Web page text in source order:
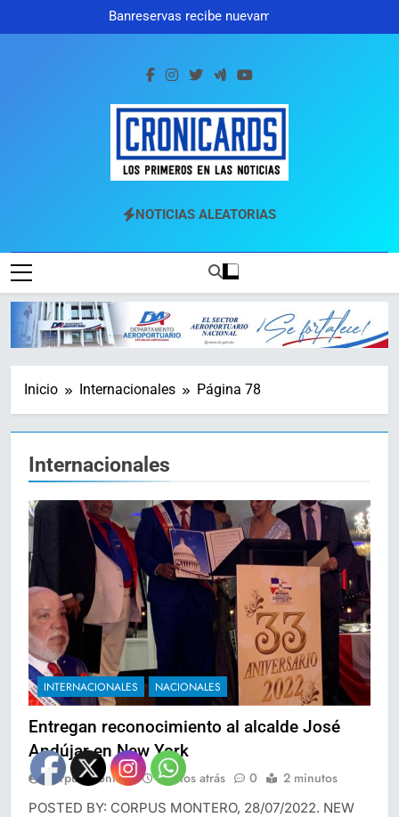
al
Banreservas recibe nuevamente
la máxima calificación crediticia
Cronicards
Los Primeros En Las Noticias
NOTICIAS ALEATORIAS
Inicio Internacionales Página 78
Internacionales
INTERNACIONALES NACIONALES
Entregan reconocimiento al alcalde José
Andújar en New York
Corpus Montero 4 años atrás 0 2 minutos
POSTED BY: CORPUS MONTERO, 28/07/2022. NEW